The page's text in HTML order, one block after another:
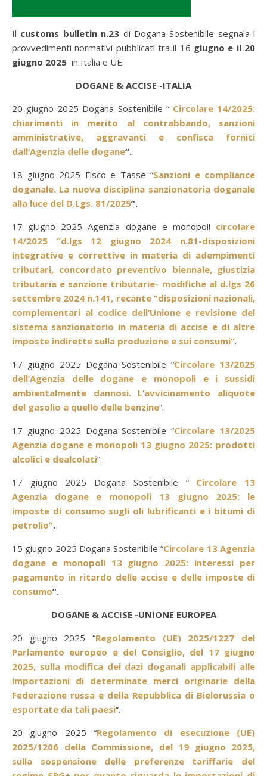
Il customs bulletin n.23 di Dogana Sostenibile segnala i
provvedimenti normativi pubblicati tra il 16 giugno e il 20
giugno 2025 in Italia e UE.
DOGANE & ACCISE -ITALIA
20 giugno 2025 Dogana Sostenibile “ Circolare 14/2025:
chiarimenti in merito al contrabbando, sanzioni
amministrative, aggravanti e confisca forniti
dall’Agenzia delle dogane“.
18 giugno 2025 Fisco e Tasse “Sanzioni e compliance
doganale. La nuova disciplina sanzionatoria doganale
alla luce del D.Lgs. 81/2025”.
17 giugno 2025 Agenzia dogane e monopoli circolare
14/2025 “d.lgs 12 giugno 2024 n.81-disposizioni
integrative e correttive in materia di adempimenti
tributari, concordato preventivo biennale, giustizia
tributaria e sanzione tributarie- modifiche al d.lgs 26
settembre 2024 n.141, recante “disposizioni nazionali,
complementari al codice dell’Unione e revisione del
sistema sanzionatorio in materia di accise e di altre
imposte indirette sulla produzione e sui consumi”.
17 giugno 2025 Dogana Sostenibile “Circolare 13/2025
dell’Agenzia delle dogane e monopoli e i sussidi
ambientalmente dannosi. L’avvicinamento aliquote
del gasolio a quello delle benzine”.
17 giugno 2025 Dogana Sostenibile “Circolare 13/2025
Agenzia dogane e monopoli 13 giugno 2025: prodotti
alcolici e dealcolati”.
17 giugno 2025 Dogana Sostenibile “ Circolare 13
Agenzia dogane e monopoli 13 giugno 2025: le
imposte di consumo sugli oli lubrificanti e i bitumi di
petrolio”.
15 giugno 2025 Dogana Sostenibile “Circolare 13 Agenzia
dogane e monopoli 13 giugno 2025: interessi per
pagamento in ritardo delle accise e delle imposte di
consumo”.
DOGANE & ACCISE -UNIONE EUROPEA
20 giugno 2025 “Regolamento (UE) 2025/1227 del
Parlamento europeo e del Consiglio, del 17 giugno
2025, sulla modifica dei dazi doganali applicabili alle
importazioni di determinate merci originarie della
Federazione russa e della Repubblica di Bielorussia o
esportate da tali paesi“.
20 giugno 2025 “Regolamento di esecuzione (UE)
2025/1206 della Commissione, del 19 giugno 2025,
sulla sospensione delle preferenze tariffarie del